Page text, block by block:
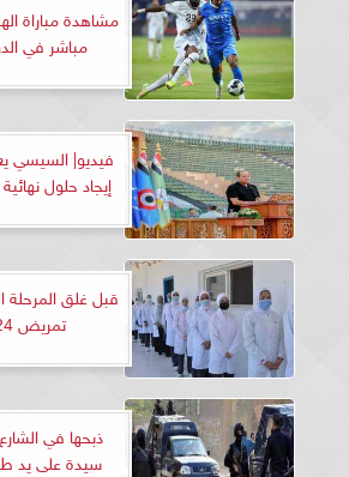
مشاهدة مباراة
مباشر في
فيديو| السيسي
إيجاد حلول
قبل غلق المرحلة
تمريض 2023/2024
ذبحها في
سيدة على يد